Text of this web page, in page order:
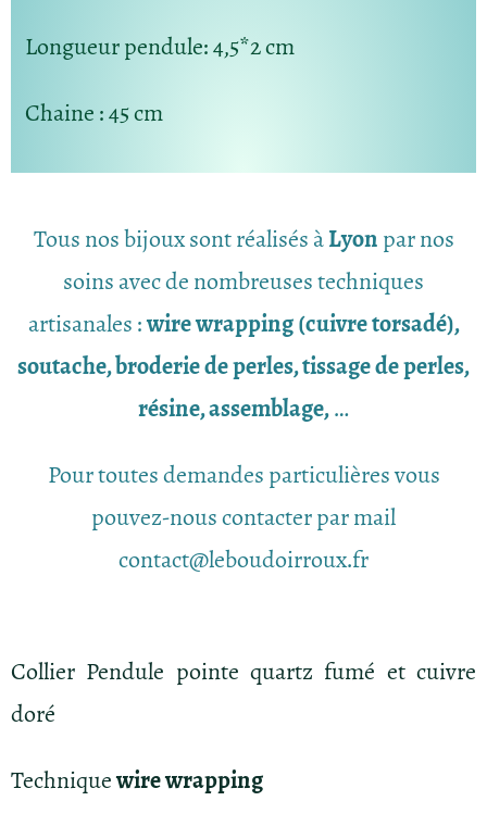
Longueur pendule: 4,5*2 cm
Chaine: 45 cm
Tous nos bijoux sont réalisés àLyonpar nos
soins avec de nombreuses techniques
artisanales :wire wrapping (cuivre torsadé),
soutache, broderie de perles, tissage de perles,
résine, assemblage,…
Pour toutes demandes particulières vous
pouvez-nous contacter par mail
contact@leboudoirroux.fr
Collier Pendule pointe quartz fumé et cuivre
doré
Techniquewire wrapping